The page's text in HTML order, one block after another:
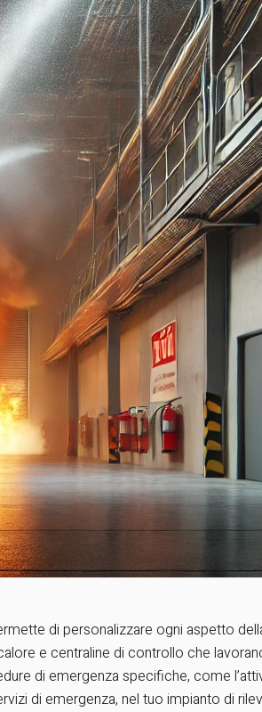
di personalizzare ogni aspetto
e centraline di controllo che
di emergenza specifiche, come
di emergenza, nel tuo impianto di